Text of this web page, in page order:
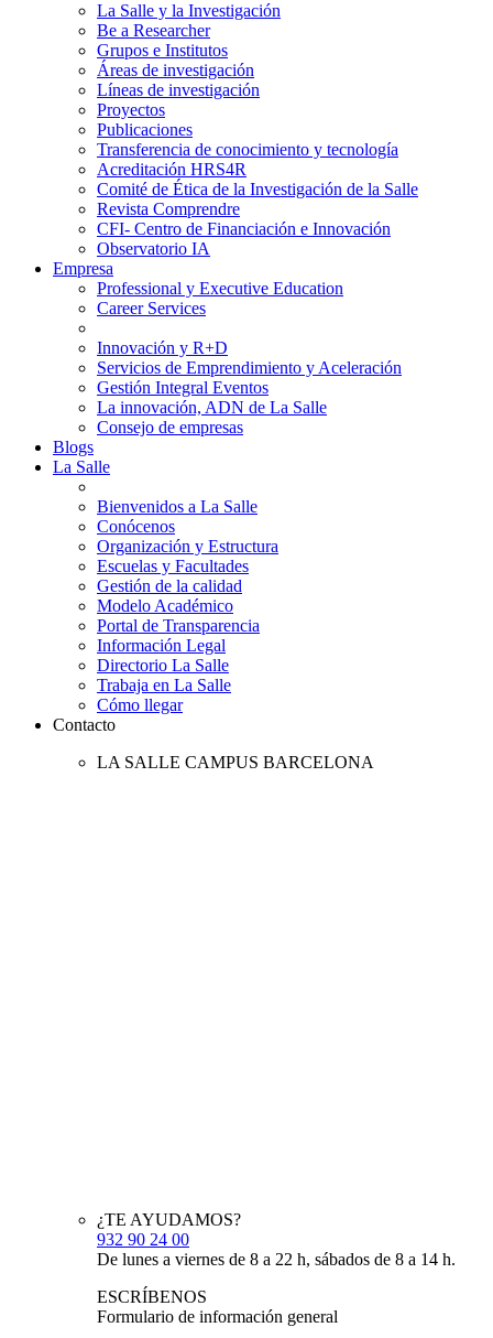
La Salle y la Investigación
Be a Researcher
Grupos e Institutos
Áreas de investigación
Líneas de investigación
Proyectos
Publicaciones
Transferencia de conocimiento y tecnología
Acreditación HRS4R
Comité de Ética de la Investigación de la Salle
Revista Comprendre
CFI- Centro de Financiación e Innovación
Observatorio IA
Empresa
Professional y Executive Education
Career Services
Innovación y R+D
Servicios de Emprendimiento y Aceleración
Gestión Integral Eventos
La innovación, ADN de La Salle
Consejo de empresas
Blogs
La Salle
Bienvenidos a La Salle
Conócenos
Organización y Estructura
Escuelas y Facultades
Gestión de la calidad
Modelo Académico
Portal de Transparencia
Información Legal
Directorio La Salle
Trabaja en La Salle
Cómo llegar
Contacto
LA SALLE CAMPUS BARCELONA
¿TE AYUDAMOS?
932 90 24 00
De lunes a viernes de 8 a 22 h, sábados de 8 a 14 h.
ESCRÍBENOS
Formulario de información general